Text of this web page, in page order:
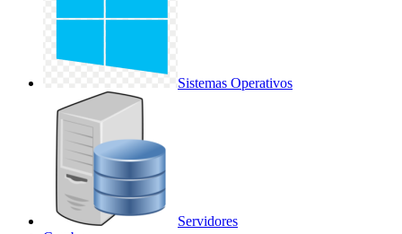
Sistemas Operativos
Servidores